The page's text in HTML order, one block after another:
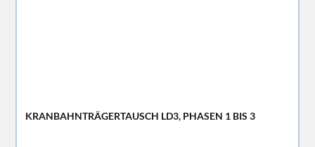
KRANBAHNTRÄGERTAUSCH LD3, PHASEN 1 BIS 3